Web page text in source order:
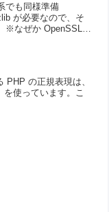
でも同様準備
が必要なので、そ
※なぜか OpenSSL-
PHP の正規表現は、
使っています。こ